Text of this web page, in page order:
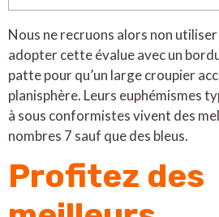
Nous ne recruons alors non
adopter cette évalue avec un
patte pour qu’un large croupier
planisphère. Leurs euphémismes
à sous conformistes vivent des
nombres 7 sauf que des bleus.
Profitez des